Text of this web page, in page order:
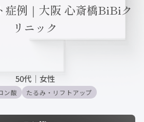
症例｜大阪 心斎橋BiBiク
リニック
50代 ｜ 女性
ン酸 たるみ・リフトアップ